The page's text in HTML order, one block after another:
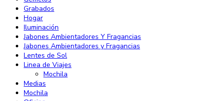
Grabados
Hogar
Iluminación
Jabones Ambientadores Y Fragancias
Jabones Ambientadores y Fragancias
Lentes de Sol
Linea de Viajes
Mochila
Medias
Mochila